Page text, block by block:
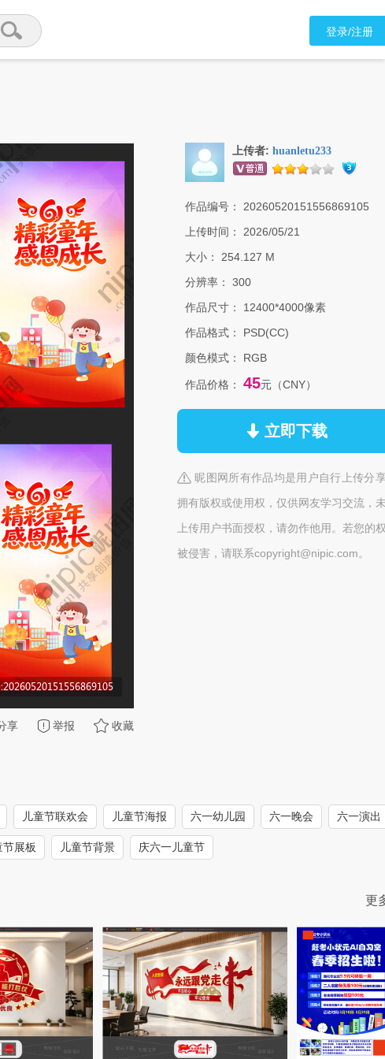
登录/注册
享 举报 收藏
上传者: huanletu233
作品编号：
20260520151556869105
上传时间：
2026/05/21
大小：
254.127 M
分辨率：
300
作品尺寸：
12400*4000像素
作品格式：
PSD(CC)
颜色模式：
RGB
作品价格： 45元（CNY）
立即下载
昵图网所有作品均是用户自行上传分
拥有版权或使用权，仅供网友学习交流，
上传用户书面授权，请勿作他用。若您的
被侵害，请联系copyright@nipic.com。
儿童节联欢会 儿童节海报 六一幼儿园 六一晚会 六一演出
节展板 儿童节背景 庆六一儿童节
更